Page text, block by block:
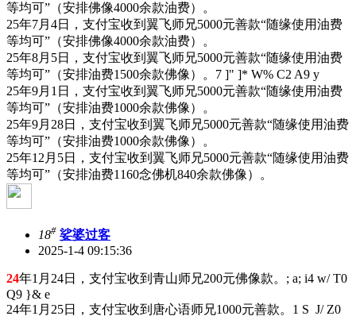
等均可”（安排佛像4000余款油费）。
25年7月4日，支付宝收到翼飞师兄5000元善款“随缘使用油费
等均可”（安排佛像4000余款油费）。
25年8月5日，支付宝收到翼飞师兄5000元善款“随缘使用油费
等均可”（安排油费1500余款佛像）。 7 ]" ]* W% C2 A9 y
25年9月1日，支付宝收到翼飞师兄5000元善款“随缘使用油费
等均可”（安排油费1000余款佛像）。
25年9月28日，支付宝收到翼飞师兄5000元善款“随缘使用油费
等均可”（安排油费1000余款佛像）。
25年12月5日，支付宝收到翼飞师兄5000元善款“随缘使用油费
等均可”（安排油费1160念佛机840余款佛像）。
18# 娑婆过客
2025-1-4 09:15:36
24年1月24日，支付宝收到青山师兄200元佛像款。 ; a; i4 w/ T0
Q9 }& e
24年1月25日，支付宝收到唐心语师兄1000元善款。 1 S J/ Z0